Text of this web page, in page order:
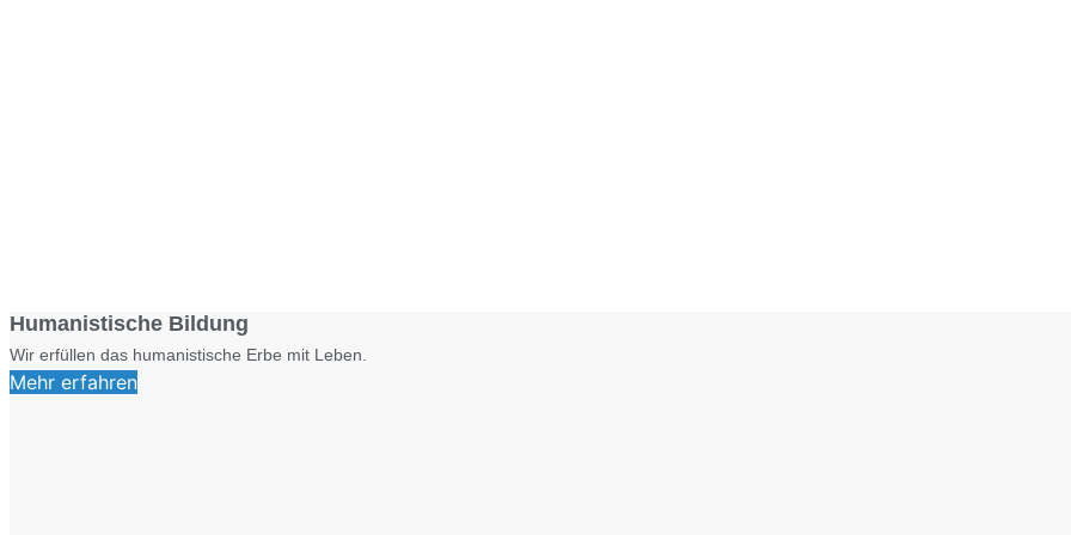
Humanistische Bildung
Wir erfüllen das humanistische Erbe mit Leben.
Mehr erfahren